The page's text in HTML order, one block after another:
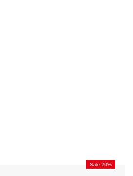
Sale 20%